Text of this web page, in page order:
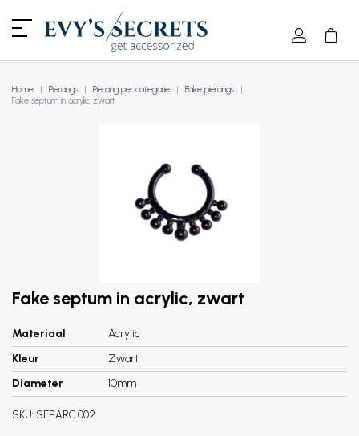
Home Piercings Piercing per categorie
Fake piercings
Fake septum in acrylic, zwart
Fake septum in acrylic, zwart
Materiaal
Acrylic
Kleur
Zwart
Diameter
10mm
SKU: SEP.ARC.002